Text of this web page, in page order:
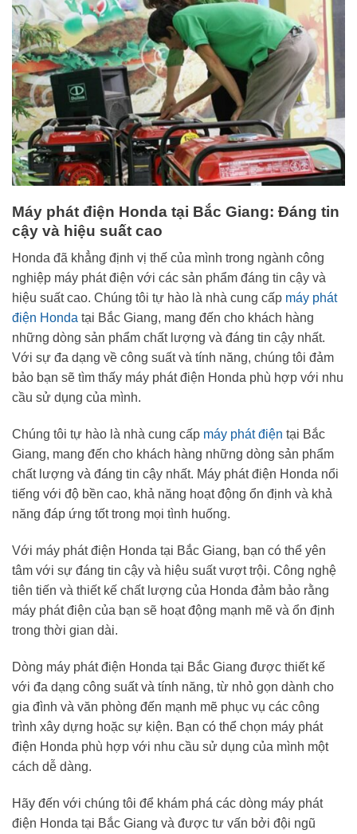
Máy phát điện Honda tại Bắc Giang: Đáng tin
cậy và hiệu suất cao
Honda đã khẳng định vị thế của mình trong ngành công
nghiệp máy phát điện với các sản phẩm đáng tin cậy và
hiệu suất cao. Chúng tôi tự hào là nhà cung cấp máy phát
điện Honda tại Bắc Giang, mang đến cho khách hàng
những dòng sản phẩm chất lượng và đáng tin cậy nhất.
Với sự đa dạng về công suất và tính năng, chúng tôi đảm
bảo bạn sẽ tìm thấy máy phát điện Honda phù hợp với nhu
cầu sử dụng của mình.
Chúng tôi tự hào là nhà cung cấp máy phát điện tại Bắc
Giang, mang đến cho khách hàng những dòng sản phẩm
chất lượng và đáng tin cậy nhất. Máy phát điện Honda nổi
tiếng với độ bền cao, khả năng hoạt động ổn định và khả
năng đáp ứng tốt trong mọi tình huống.
Với máy phát điện Honda tại Bắc Giang, bạn có thể yên
tâm với sự đáng tin cậy và hiệu suất vượt trội. Công nghệ
tiên tiến và thiết kế chất lượng của Honda đảm bảo rằng
máy phát điện của bạn sẽ hoạt động mạnh mẽ và ổn định
trong thời gian dài.
Dòng máy phát điện Honda tại Bắc Giang được thiết kế
với đa dạng công suất và tính năng, từ nhỏ gọn dành cho
gia đình và văn phòng đến mạnh mẽ phục vụ các công
trình xây dựng hoặc sự kiện. Bạn có thể chọn máy phát
điện Honda phù hợp với nhu cầu sử dụng của mình một
cách dễ dàng.
Hãy đến với chúng tôi để khám phá các dòng máy phát
điện Honda tại Bắc Giang và được tư vấn bởi đội ngũ